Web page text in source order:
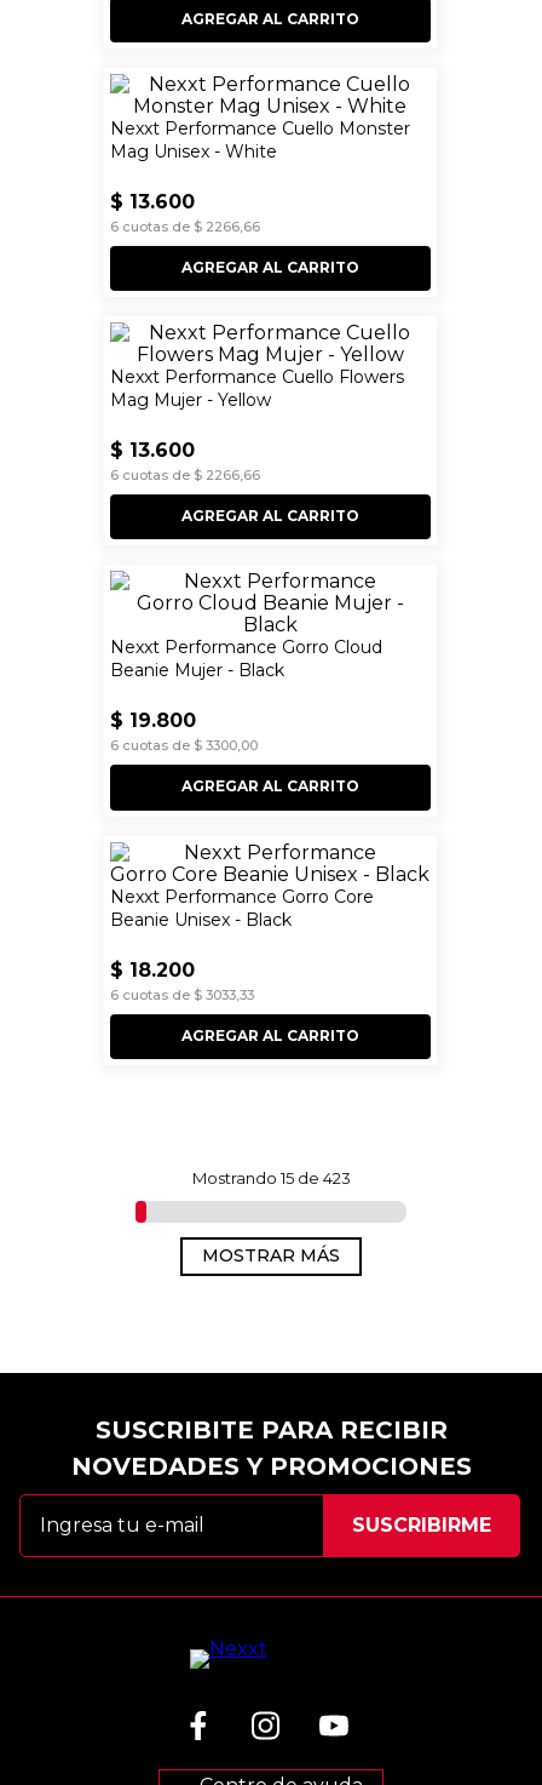
AGREGAR AL CARRITO
Nexxt Performance Cuello Monster
Mag Unisex - White
$ 13.600
6cuotas de $ 2266,66
AGREGAR AL CARRITO
Nexxt Performance Cuello Flowers
Mag Mujer - Yellow
$ 13.600
6cuotas de $ 2266,66
AGREGAR AL CARRITO
Nexxt Performance Gorro Cloud
Beanie Mujer - Black
$ 19.800
6cuotas de $ 3300,00
AGREGAR AL CARRITO
Nexxt Performance Gorro Core
Beanie Unisex - Black
$ 18.200
6cuotas de $ 3033, 33
AGREGAR AL CARRITO
Mostrando15 de 423
MOSTRAR MÁS
SUSCRIBITE PARA RECIBIR
NOVEDADES Y PROMOCIONES